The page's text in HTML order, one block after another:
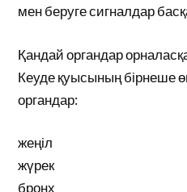
мен беруге сигналдар
Қандай органдар
Кеуде қуысының бірнеше
органдар:
жеңіл
жүрек
бронх